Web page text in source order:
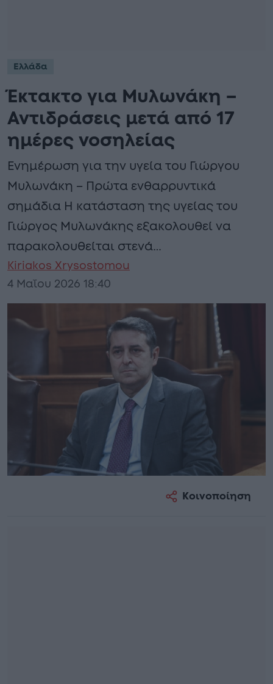
Ελλάδα
Έκτακτο για Μυλωνάκη –
Αντιδράσεις μετά από 17
ημέρες νοσηλείας
Ενημέρωση για την υγεία του Γιώργου
Μυλωνάκη – Πρώτα ενθαρρυντικά
σημάδια Η κατάσταση της υγείας του
Γιώργος Μυλωνάκης εξακολουθεί να
παρακολουθείται στενά…
Kiriakos Xrysostomou
4 Μαΐου 2026 18:40
Κοινοποίηση